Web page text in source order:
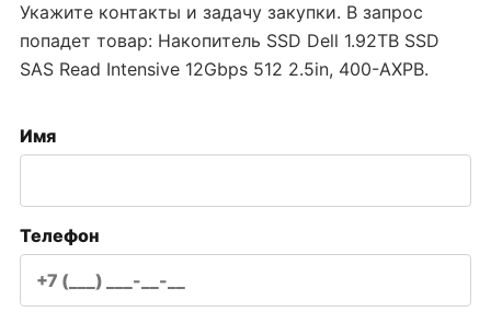
Укажите контакты и задачу закупки. В запрос
попадет товар: Накопитель SSD Dell 1.92TB SSD
SAS Read Intensive 12Gbps 512 2.5in, 400-AXPB.
Имя
Телефон